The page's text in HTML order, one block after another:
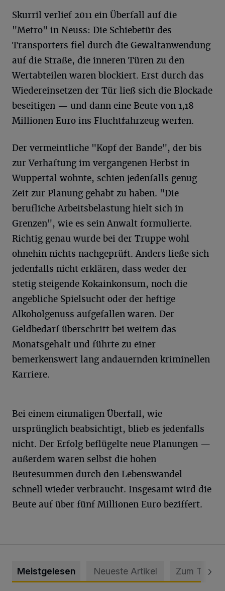
Skurril verlief 2011 ein Überfall auf die
"Metro" in Neuss: Die Schiebetür des
Transporters fiel durch die Gewaltanwendung
auf die Straße, die inneren Türen zu den
Wertabteilen waren blockiert. Erst durch das
Wiedereinsetzen der Tür ließ sich die Blockade
beseitigen — und dann eine Beute von 1,18
Millionen Euro ins Fluchtfahrzeug werfen.
Der vermeintliche "Kopf der Bande", der bis
zur Verhaftung im vergangenen Herbst in
Wuppertal wohnte, schien jedenfalls genug
Zeit zur Planung gehabt zu haben. "Die
berufliche Arbeitsbelastung hielt sich in
Grenzen", wie es sein Anwalt formulierte.
Richtig genau wurde bei der Truppe wohl
ohnehin nichts nachgeprüft. Anders ließe sich
jedenfalls nicht erklären, dass weder der
stetig steigende Kokainkonsum, noch die
angebliche Spielsucht oder der heftige
Alkoholgenuss aufgefallen waren. Der
Geldbedarf überschritt bei weitem das
Monatsgehalt und führte zu einer
bemerkenswert lang andauernden kriminellen
Karriere.
Bei einem einmaligen Überfall, wie
ursprünglich beabsichtigt, blieb es jedenfalls
nicht. Der Erfolg beflügelte neue Planungen —
außerdem waren selbst die hohen
Beutesummen durch den Lebenswandel
schnell wieder verbraucht. Insgesamt wird die
Beute auf über fünf Millionen Euro beziffert.
Meistgelesen Neueste Artikel Zum Thema